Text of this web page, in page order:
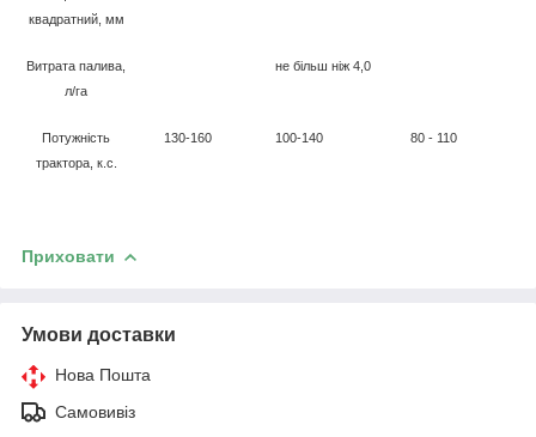
квадратний, мм
Витрата палива,
л/га
не більш ніж 4,0
Потужність
трактора, к.с.
130-160 100-140 80 - 110
Приховати
Умови доставки
Нова Пошта
Самовивіз